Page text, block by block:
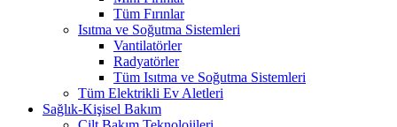
Tüm Fırınlar
Isıtma ve Soğutma Sistemleri
Vantilatörler
Radyatörler
Tüm Isıtma ve Soğutma Sistemleri
Tüm Elektrikli Ev Aletleri
Sağlık-Kişisel Bakım